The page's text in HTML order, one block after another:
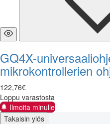
GQ4X-
mikrokontrollerien
122,76€
Loppu varastosta
Ilmoita minulle
Takaisin ylös